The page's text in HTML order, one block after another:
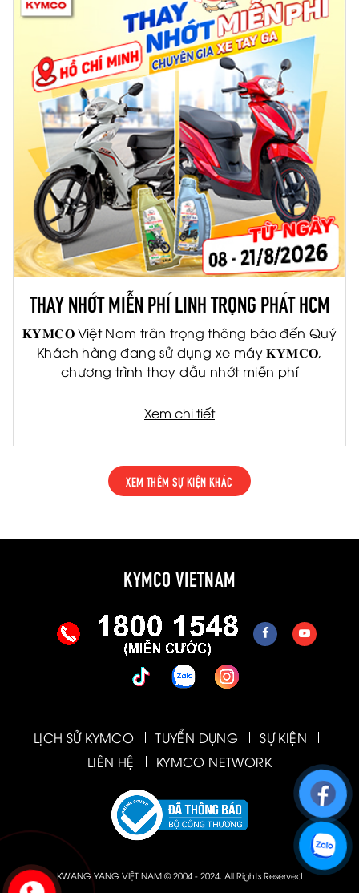
THAY NHỚT MIỄN PHÍ LINH TRỌNG PHÁT HCM
𝐊𝐘𝐌𝐂𝐎 Việt Nam trân trọng thông báo đến Quý
Khách hàng đang sử dụng xe máy 𝐊𝐘𝐌𝐂𝐎,
chương trình thay dầu nhớt miễn phí
Xem chi tiết
XEM THÊM SỰ KIỆN KHÁC
KYMCO VIETNAM
LỊCH SỬ KYMCO TUYỂN DỤNG
SỰ KIỆN
LIÊN HỆ
KYMCO NETWORK
KWANG YANG VIỆT NAM © 2004 - 2024. All Rights Reserved